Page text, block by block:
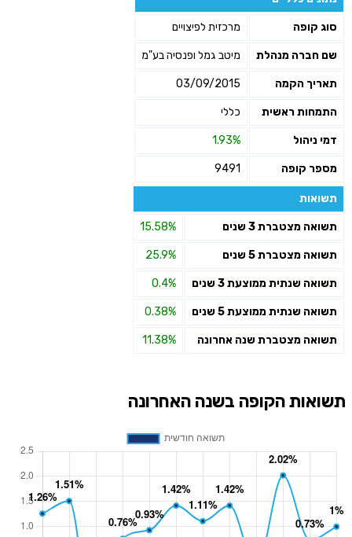
סוג קופה מרכזית לפיצויים
שם חברה מנהלת מיטב גמל ופנסיה בע"מ
תאריך הקמה 03/09/2015
התמחות ראשית כללי
דמי ניהול 1.93%
מספר קופה 9491
תשואות
תשואה מצטברת 3 שנים 15.58%
תשואה מצטברת 5 שנים 25.9%
תשואה שנתית ממוצעת 3 שנים 0.4%
תשואה שנתית ממוצעת 5 שנים 0.38%
תשואה מצטברת שנה אחרונה 11.38%
תשואות הקופה בשנה האחרונה